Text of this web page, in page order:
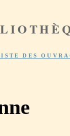
DES